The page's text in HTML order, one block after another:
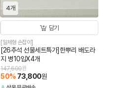
4개
담기
[일체형 손잡이]
[26추석 선물세트특가]한뿌리 배도라
지 병10입X4개
147,600원
50% 73,800원